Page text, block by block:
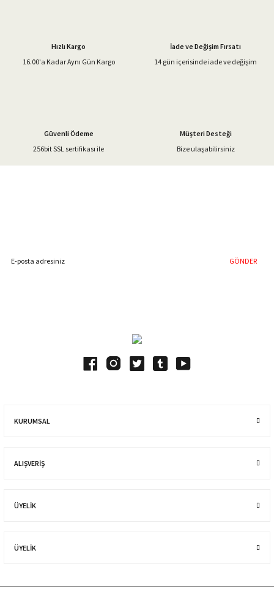
Ürün bilgilerinde hatalar bulunuyor.
Gönder
Hızlı Kargo
16.00'a Kadar Aynı Gün Kargo
İade ve Değişim Fırsatı
14 gün içerisinde iade ve değişim
Güvenli Ödeme
256bit SSL sertifikası ile
Müşteri Desteği
Bize ulaşabilirsiniz
GÖNDER
KURUMSAL
ALIŞVERIŞ
ÜYELİK
ÜYELİK